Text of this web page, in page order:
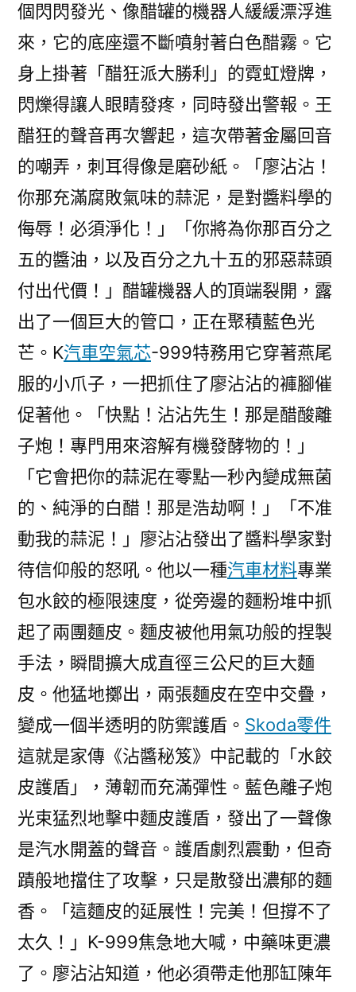
個閃閃發光、像醋罐的機器人緩緩漂浮進
來，它的底座還不斷噴射著白色醋霧。它
身上掛著「醋狂派大勝利」的霓虹燈牌，
閃爍得讓人眼睛發疼，同時發出警報。王
醋狂的聲音再次響起，這次帶著金屬回音
的嘲弄，刺耳得像是磨砂紙。「廖沾沾！
你那充滿腐敗氣味的蒜泥，是對醬料學的
侮辱！必須淨化！」「你將為你那百分之
五的醬油，以及百分之九十五的邪惡蒜頭
付出代價！」醋罐機器人的頂端裂開，露
出了一個巨大的管口，正在聚積藍色光
芒。K汽車空氣芯-999特務用它穿著燕尾
服的小爪子，一把抓住了廖沾沾的褲腳催
促著他。「快點！沾沾先生！那是醋酸離
子炮！專門用來溶解有機發酵物的！」
「它會把你的蒜泥在零點一秒內變成無菌
的、純淨的白醋！那是浩劫啊！」「不准
動我的蒜泥！」廖沾沾發出了醬料學家對
待信仰般的怒吼。他以一種汽車材料專業
包水餃的極限速度，從旁邊的麵粉堆中抓
起了兩團麵皮。麵皮被他用氣功般的捏製
手法，瞬間擴大成直徑三公尺的巨大麵
皮。他猛地擲出，兩張麵皮在空中交疊，
變成一個半透明的防禦護盾。 Skoda零件
這就是家傳《沾醬秘笈》中記載的「水餃
皮護盾」，薄韌而充滿彈性。藍色離子炮
光束猛烈地擊中麵皮護盾，發出了一聲像
是汽水開蓋的聲音。護盾劇烈震動，但奇
蹟般地擋住了攻擊，只是散發出濃郁的麵
香。「這麵皮的延展性！完美！但撐不了
太久！」K-999焦急地大喊，中藥味更濃
了。廖沾沾知道，他必須帶走他那缸陳年